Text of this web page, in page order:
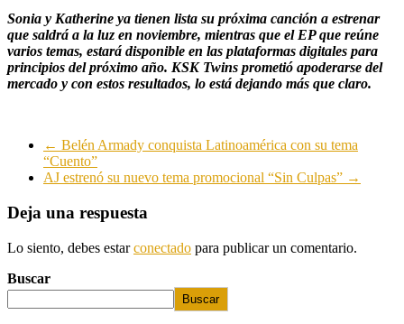
Sonia y Katherine ya tienen lista su próxima canción a estrenar
que saldrá a la luz en noviembre, mientras que el EP que reúne
varios temas, estará disponible en las plataformas digitales para
principios del próximo año. KSK Twins prometió apoderarse del
mercado y con estos resultados, lo está dejando más que claro.
← Belén Armady conquista Latinoamérica con su tema
“Cuento”
AJ estrenó su nuevo tema promocional “Sin Culpas” →
Deja una respuesta
Lo siento, debes estarconectado para publicar un comentario.
Buscar
Buscar